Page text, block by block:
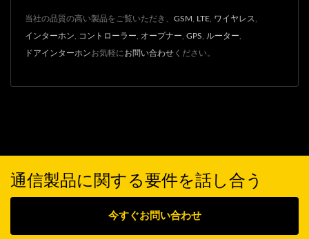
当社の品質の高い製品をご覧いただき、 GSM LTE ワイヤレス
インターホン コントローラー オープナー GPS ルーター
ドアインターホンお気軽にお問い合わせ ください。
通信製品に関する要件を話し合う
今すぐお問い合わせ